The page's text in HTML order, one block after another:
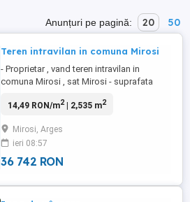
Anunțuri pe pagină: 20 50
Teren intravilan in comuna Mirosi
- Proprietar , vand teren intravilan in
comuna Mirosi , sat Mirosi - suprafata
14,49 RON/m2| 2,535 m2
Mirosi, Arges
ieri 08:57
36 742 RON